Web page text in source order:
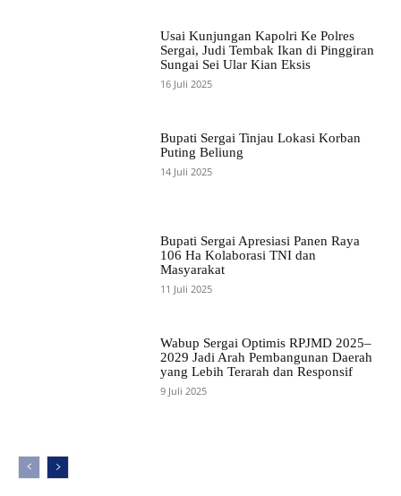
Usai Kunjungan Kapolri Ke Polres
Sergai, Judi Tembak Ikan di Pinggiran
Sungai Sei Ular Kian Eksis
16 Juli 2025
Bupati Sergai Tinjau Lokasi Korban
Puting Beliung
14 Juli 2025
Bupati Sergai Apresiasi Panen Raya
106 Ha Kolaborasi TNI dan
Masyarakat
11 Juli 2025
Wabup Sergai Optimis RPJMD 2025–
2029 Jadi Arah Pembangunan Daerah
yang Lebih Terarah dan Responsif
9 Juli 2025